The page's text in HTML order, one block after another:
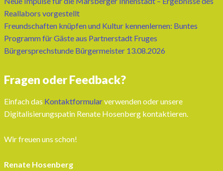
Reallabors vorgestellt
Freundschaften knüpfen und Kultur kennenlernen: Buntes
Programm für Gäste aus Partnerstadt Fruges
Bürgersprechstunde Bürgermeister 13.08.2026
Fragen oder Feedback?
Einfach das Kontaktformularverwenden oder unsere
Digitalisierungspatin Renate Hosenberg kontaktieren.
Wir freuen uns schon!
Renate Hosenberg